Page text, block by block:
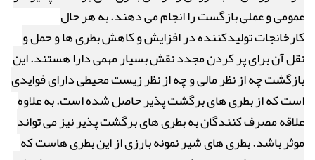
عمومی و عملی بازگست را انجام می دهند. به هر حال
کارخانجات تولیدکننده در افزایش و کاهش بطری ها و حمل و
نقل آن برای پر کردن مجدد نقش بسیار مهمی دارا هستند. این
بازگشت چه از نظر مالی و چه از نظر زیست محیطی دارای فوایدی
است که از بطری های برگشت پذیر حاصل شده است. به علاوه
علاقه مصرف کنندگان به بطری های برگشت پذیر نیز می تواند
موثر باشد. بطری های شیر نمونه بارزی از این بطری هاست که